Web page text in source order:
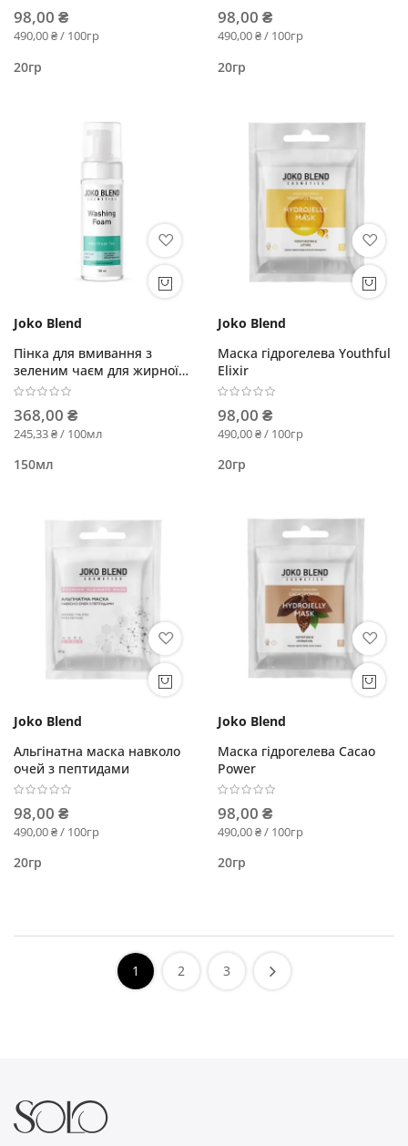
98,00 ₴
490,00 ₴ / 100гр
20гр
98,00 ₴
490,00 ₴ / 100гр
20гр
Joko Blend
Пінка для вмивання з
зеленим чаєм для жирної
шкіри
368,00 ₴
245,33 ₴ / 100мл
150мл
Joko Blend
Маска гідрогелева Youthful
Elixir
98,00 ₴
490,00 ₴ / 100гр
20гр
Joko Blend
Альгінатна маска навколо
очей з пептидами
98,00 ₴
490,00 ₴ / 100гр
20гр
Joko Blend
Маска гідрогелева Cacao
Power
98,00 ₴
490,00 ₴ / 100гр
20гр
1 2 3